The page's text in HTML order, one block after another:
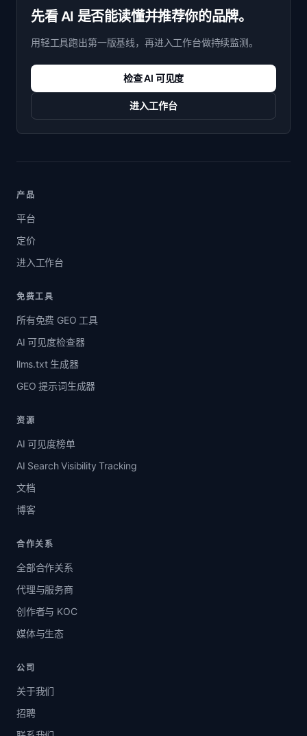
先看 AI 是否能读懂并推荐你的品牌。
用轻工具跑出第一版基线，再进入工作台做持续监测。
检查 AI 可见度
进入工作台
产品
平台
定价
进入工作台
免费工具
所有免费 GEO 工具
AI 可见度检查器
llms.txt 生成器
GEO 提示词生成器
资源
AI 可见度榜单
AI Search Visibility Tracking
文档
博客
合作关系
全部合作关系
代理与服务商
创作者与 KOC
媒体与生态
公司
关于我们
招聘